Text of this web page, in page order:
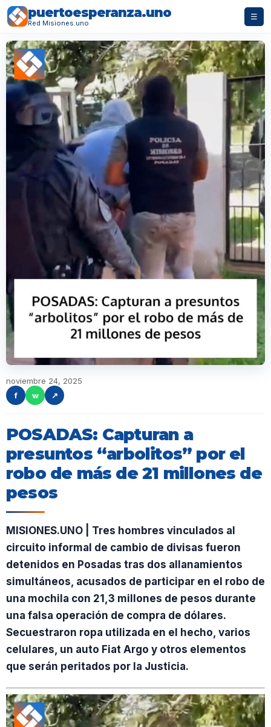
puertoesperanza.uno
Red Misiones.uno
☰
noviembre 24, 2025
f
w ↗
POSADAS: Capturan a
presuntos “arbolitos” por el
robo de más de 21 millones de
pesos
MISIONES.UNO | Tres hombres vinculados al
circuito informal de cambio de divisas fueron
detenidos en Posadas tras dos allanamientos
simultáneos, acusados de participar en el robo de
una mochila con 21,3 millones de pesos durante
una falsa operación de compra de dólares.
Secuestraron ropa utilizada en el hecho, varios
celulares, un auto Fiat Argo y otros elementos
que serán peritados por la Justicia.